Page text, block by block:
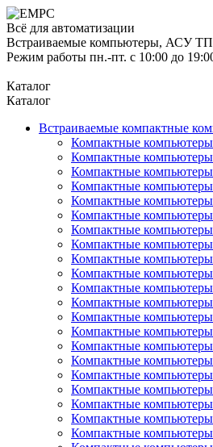
Всё для автоматизации
Встраиваемые компьютеры, АСУ
Режим работы пн.-пт. с 10:00 до
Каталог
Каталог
Встраиваемые компактные
Компактные
Компактные
Компактные
Компактные
Компактные
Компактные компьютеры
Компактные
Компактные
Компактные
Компактные
Компактные
Компактные
Компактные
Компактные
Компактные
Компактные
Компактные
Компактные
Компактные
Компактные компьютеры
Компактные